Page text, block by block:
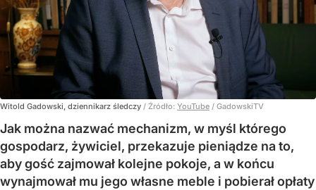
Witold Gadowski, dziennikarz śledczy / Źródło: YouTube / GadowskiTV
Jak można nazwać mechanizm, w myśl którego
gospodarz, żywiciel, przekazuje pieniądze na to,
aby gość zajmował kolejne pokoje, a w końcu
wynajmował mu jego własne meble i pobierał opłaty